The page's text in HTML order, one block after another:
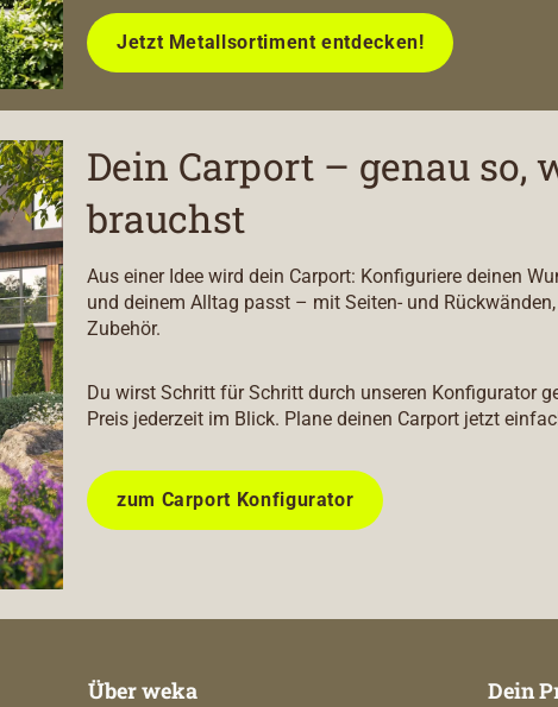
Jetzt Metallsortiment entdecken!
Dein Carport – genau so,
brauchst
Aus einer Idee wird dein Carport: Konfiguriere deinen
und deinem Alltag passt – mit Seiten- und
Zubehör.
Du wirst Schritt für Schritt durch unseren Konfigurator
Preis jederzeit im Blick. Plane deinen Carport jetzt
zum Carport Konfigurator
Über weka Dein